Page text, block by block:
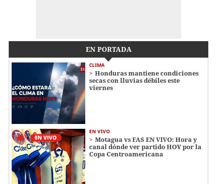
EN PORTADA
CLIMA
Honduras mantiene condiciones
secas con lluvias débiles este
viernes
EN VIVO
Motagua vs FAS EN VIVO: Hora y
canal dónde ver partido HOY por la
Copa Centroamericana